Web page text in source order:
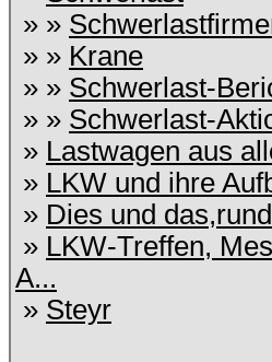
» »
» » Krane
» » Schwerlast-
» » Schwerlast-
» Lastwagen aus
» LKW und ihre
» Dies und
» LKW-Treffen,
A...
» Steyr